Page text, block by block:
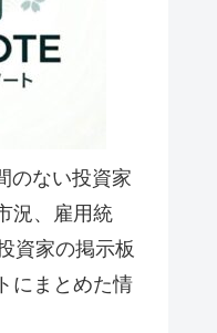
のない投資家
況、雇用統
資家の掲示板
にまとめた情